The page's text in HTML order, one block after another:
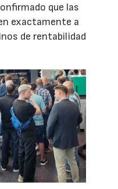
que las
exactamente a
de rentabilidad